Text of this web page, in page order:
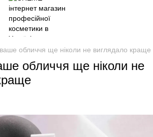
ваше обличчя ще ніколи не виглядало краще
обличчя ще ніколи не